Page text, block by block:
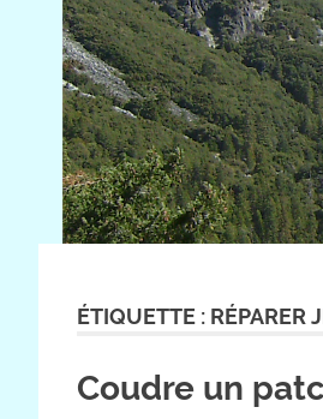
ÉTIQUETTE : RÉPARER
Coudre un